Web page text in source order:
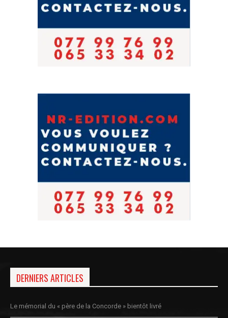
DERNIERS ARTICLES
Le mémorial du « père de la Concorde » bientôt livré